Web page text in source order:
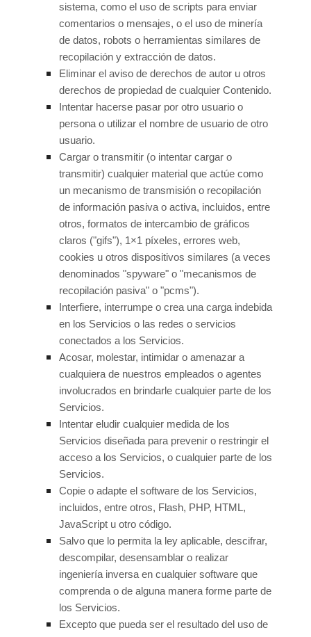
sistema, como el uso de scripts para enviar
comentarios o mensajes, o el uso de minería
de datos, robots o herramientas similares de
recopilación y extracción de datos.
Eliminar el aviso de derechos de autor u otros
derechos de propiedad de cualquier Contenido.
Intentar hacerse pasar por otro usuario o
persona o utilizar el nombre de usuario de otro
usuario.
Cargar o transmitir (o intentar cargar o
transmitir) cualquier material que actúe como
un mecanismo de transmisión o recopilación
de información pasiva o activa, incluidos, entre
otros, formatos de intercambio de gráficos
claros ("gifs"), 1×1 píxeles, errores web,
cookies u otros dispositivos similares (a veces
denominados "spyware" o "mecanismos de
recopilación pasiva" o "pcms").
Interfiere, interrumpe o crea una carga indebida
en los Servicios o las redes o servicios
conectados a los Servicios.
Acosar, molestar, intimidar o amenazar a
cualquiera de nuestros empleados o agentes
involucrados en brindarle cualquier parte de los
Servicios.
Intentar eludir cualquier medida de los
Servicios diseñada para prevenir o restringir el
acceso a los Servicios, o cualquier parte de los
Servicios.
Copie o adapte el software de los Servicios,
incluidos, entre otros, Flash, PHP, HTML,
JavaScript u otro código.
Salvo que lo permita la ley aplicable, descifrar,
descompilar, desensamblar o realizar
ingeniería inversa en cualquier software que
comprenda o de alguna manera forme parte de
los Servicios.
Excepto que pueda ser el resultado del uso de